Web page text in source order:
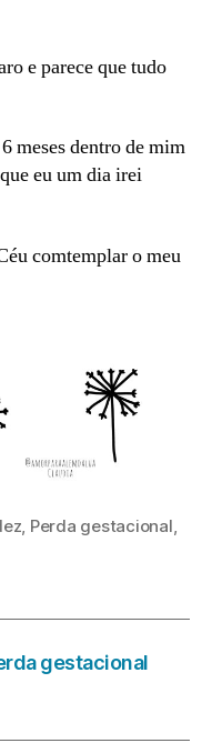
e parece que tudo
meses dentro de mim
eu um dia irei
comtemplar o meu
, Perda gestacional,
gestacional